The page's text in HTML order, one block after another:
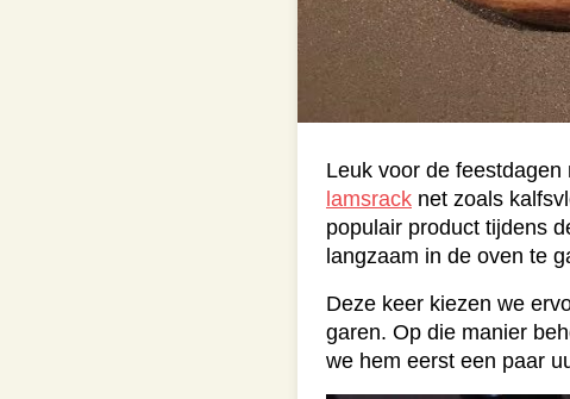
Leuk voor de
lamsrack net zoals
populair product tijdens
langzaam in de oven te
Deze keer kiezen we
garen. Op die manier
we hem eerst een paar